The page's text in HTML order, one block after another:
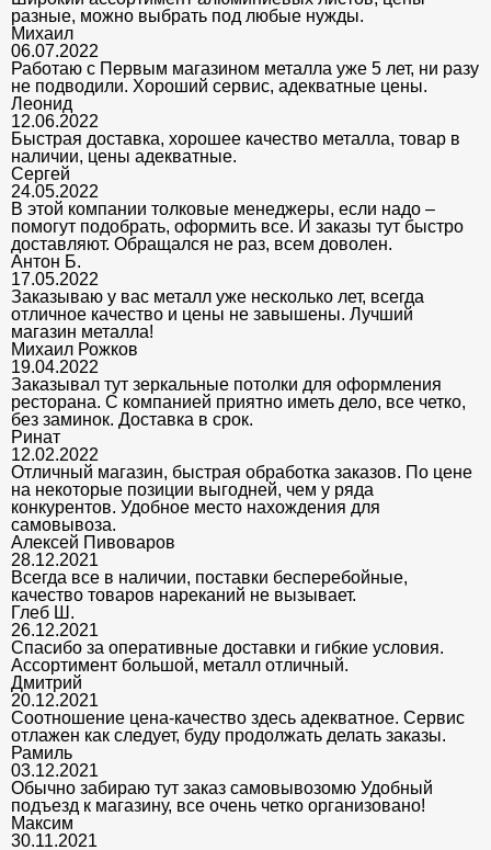
разные, можно выбрать под любые нужды.
Михаил
06.07.2022
Работаю с Первым магазином металла уже 5 лет, ни разу
не подводили. Хороший сервис, адекватные цены.
Леонид
12.06.2022
Быстрая доставка, хорошее качество металла, товар в
наличии, цены адекватные.
Сергей
24.05.2022
В этой компании толковые менеджеры, если надо –
помогут подобрать, оформить все. И заказы тут быстро
доставляют. Обращался не раз, всем доволен.
Антон Б.
17.05.2022
Заказываю у вас металл уже несколько лет, всегда
отличное качество и цены не завышены. Лучший
магазин металла!
Михаил Рожков
19.04.2022
Заказывал тут зеркальные потолки для оформления
ресторана. С компанией приятно иметь дело, все четко,
без заминок. Доставка в срок.
Ринат
12.02.2022
Отличный магазин, быстрая обработка заказов. По цене
на некоторые позиции выгодней, чем у ряда
конкурентов. Удобное место нахождения для
самовывоза.
Алексей Пивоваров
28.12.2021
Всегда все в наличии, поставки бесперебойные,
качество товаров нареканий не вызывает.
Глеб Ш.
26.12.2021
Спасибо за оперативные доставки и гибкие условия.
Ассортимент большой, металл отличный.
Дмитрий
20.12.2021
Соотношение цена-качество здесь адекватное. Сервис
отлажен как следует, буду продолжать делать заказы.
Рамиль
03.12.2021
Обычно забираю тут заказ самовывозомю Удобный
подъезд к магазину, все очень четко организовано!
Максим
30.11.2021